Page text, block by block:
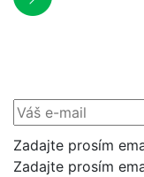
Zadajte prosím
Zadajte prosím